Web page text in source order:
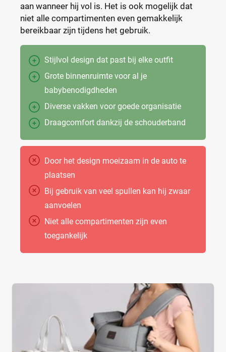
aan wanneer hij vol is. Het is ook mogelijk dat
niet alle compartimenten even gemakkelijk
bereikbaar zijn tijdens het gebruik.
Stijlvol design dat past bij elke outfit
Grote binnenruimte voor al je
babybenodigdheden
Diverse vakken voor goede organisatie
Draagcomfort dankzij de schouderband
Door het design moeizaam in de auto te
plaatsen
Bij gebruik van veel spullen kan hij zwaar
aanvoelen
Niet alle compartimenten zijn even
toegankelijk